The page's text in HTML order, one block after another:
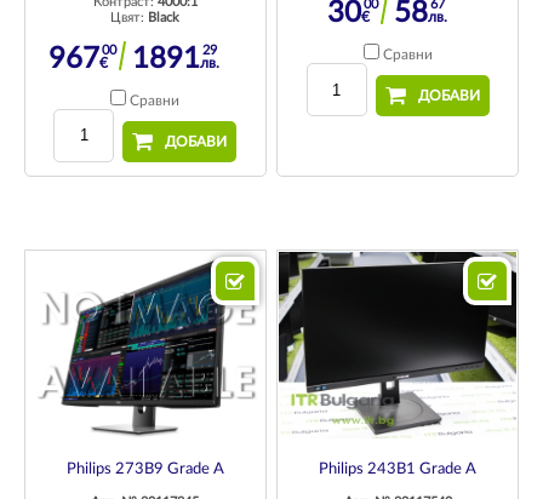
Цвят: Black
96700
€ 189129
лв.
Сравни
ДОБАВИ
3000
€ 5867
лв.
Сравни
ДОБАВИ
Philips 273B9 Grade A Philips 243B1 Grade A